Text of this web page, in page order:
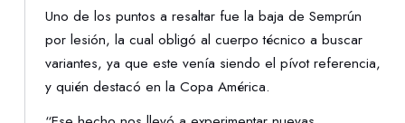
Uno de los puntos a resaltar fue la baja de Semprún
por lesión, la cual obligó al cuerpo técnico a buscar
variantes, ya que este venía siendo el pívot referencia,
y quién destacó en la Copa América.